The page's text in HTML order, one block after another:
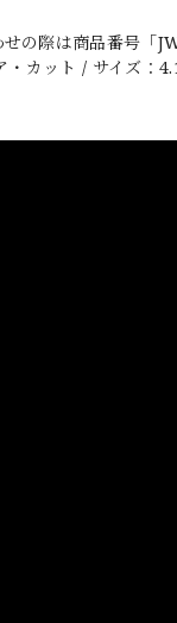
の際は商品番号「
カット / サイズ：